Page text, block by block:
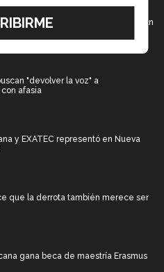
al mundo: el escenario donde nació un
"devolver la voz" a
afasia
y EXATEC representó en Nueva
que la derrota también merece ser
gana beca de maestría Erasmus